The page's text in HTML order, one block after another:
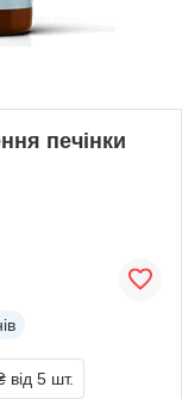
печінки
від 5 шт.